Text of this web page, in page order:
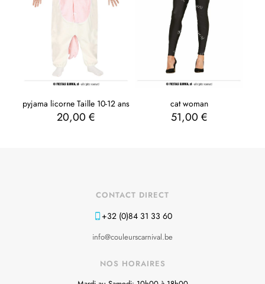
pyjama licorne Taille 10-12 ans
20,00€
cat woman
51,00 €
CONTACT DIRECT
+32 (0)84 31 33 60
info@couleurscarnival.be
NOS HORAIRES